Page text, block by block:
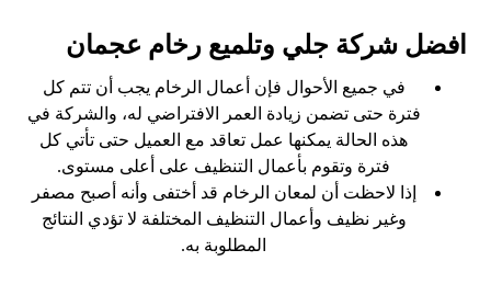
افضل شركة جلي وتلميع رخام عجمان
في جميع الأحوال فإن أعمال الرخام يجب أن تتم كل
فترة حتى تضمن زيادة العمر الافتراضي له، والشركة في
هذه الحالة يمكنها عمل تعاقد مع العميل حتى تأتي كل
فترة وتقوم بأعمال التنظيف على أعلى مستوى.
إذا لاحظت أن لمعان الرخام قد أختفى وأنه أصبح مصفر
وغير نظيف وأعمال التنظيف المختلفة لا تؤدي النتائج
المطلوبة به.